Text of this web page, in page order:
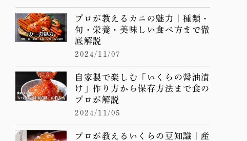
プロが教えるカニの魅力｜種類・
旬・栄養・美味しい食べ方まで徹
底解説
2024/11/07
自家製で楽しむ「いくらの醤油漬
け」作り方から保存方法まで食の
プロが解説
2024/11/05
プロが教えるいくらの豆知識｜産